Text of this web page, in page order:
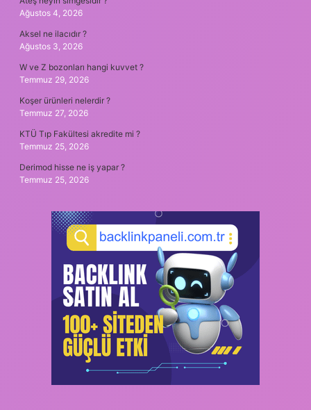
Ağustos 4, 2026
Aksel ne ilacıdır ?
Ağustos 3, 2026
W ve Z bozonları hangi kuvvet ?
Temmuz 29, 2026
Koşer ürünleri nelerdir ?
Temmuz 27, 2026
KTÜ Tıp Fakültesi akredite mi ?
Temmuz 25, 2026
Derimod hisse ne iş yapar ?
Temmuz 25, 2026